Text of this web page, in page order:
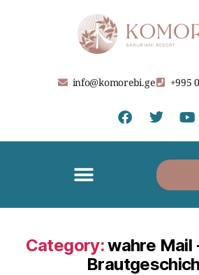
info@komorebi.ge +995
Category:wahre Mail